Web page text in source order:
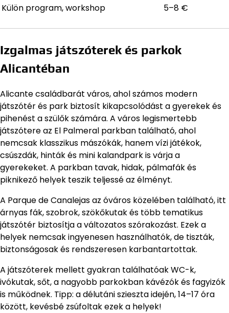
Külön program, workshop
5–8 €
Izgalmas játszóterek és parkok
Alicantéban
Alicante családbarát város, ahol számos modern
játszótér és park biztosít kikapcsolódást a gyerekek és
pihenést a szülők számára. A város legismertebb
játszótere az El Palmeral parkban található, ahol
nemcsak klasszikus mászókák, hanem vízi játékok,
csúszdák, hinták és mini kalandpark is várja a
gyerekeket. A parkban tavak, hidak, pálmafák és
piknikező helyek teszik teljessé az élményt.
A Parque de Canalejas az óváros közelében található, itt
árnyas fák, szobrok, szökőkutak és több tematikus
játszótér biztosítja a változatos szórakozást. Ezek a
helyek nemcsak ingyenesen használhatók, de tiszták,
biztonságosak és rendszeresen karbantartottak.
A játszóterek mellett gyakran találhatóak WC-k,
ivókutak, sőt, a nagyobb parkokban kávézók és fagyizók
is működnek. Tipp: a délutáni szieszta idején, 14–17 óra
között, kevésbé zsúfoltak ezek a helyek!